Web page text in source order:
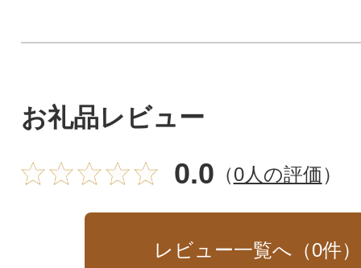
お礼品レビュー
0.0 （0人の評価）
レビュー一覧へ（0件）